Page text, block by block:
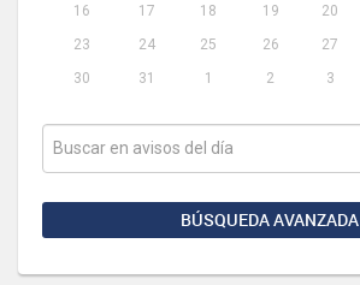
16
17 18 19 20
23
24 25 26 27
30
31 1 2 3
BÚSQUEDA AVANZADA